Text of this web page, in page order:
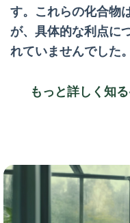
す。これらの化合物
が、具体的な利点に
れていませんでした。
もっと詳しく知る